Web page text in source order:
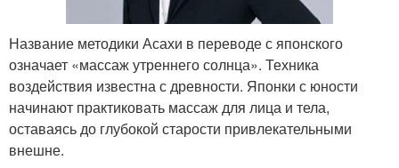
Название методики Асахи в переводе с японского
означает «массаж утреннего солнца». Техника
воздействия известна с древности. Японки с юности
начинают практиковать массаж для лица и тела,
оставаясь до глубокой старости привлекательными
внешне.